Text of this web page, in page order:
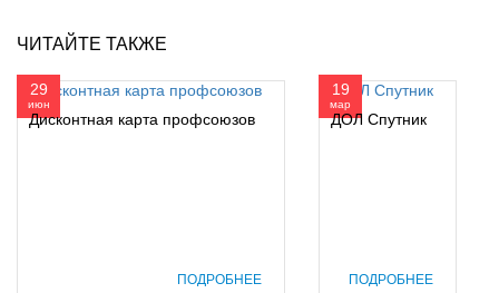
ЧИТАЙТЕ ТАКЖЕ
29
июн
Дисконтная карта профсоюзов
ПОДРОБНЕЕ
19
мар
ДОЛ Спутник
ПОДРОБНЕЕ